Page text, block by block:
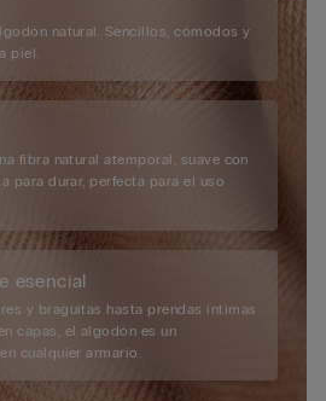
natural. Sencillos, cómodos y
piel.
fibra natural atemporal, suave con
para durar, perfecta para el uso
esencial
y braguitas hasta prendas íntimas
capas, el algodón es un
cualquier armario.